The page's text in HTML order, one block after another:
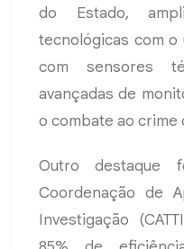
do Estado,
tecnológicas com
com sensores
avançadas de
o combate ao crime
Outro
Coordenação de
Investigação